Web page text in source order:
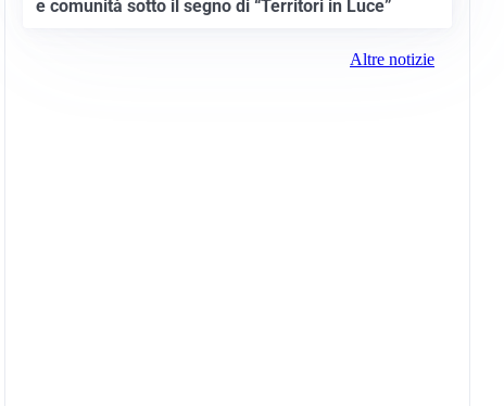
e comunità sotto il segno di “Territori in Luce”
Altre notizie